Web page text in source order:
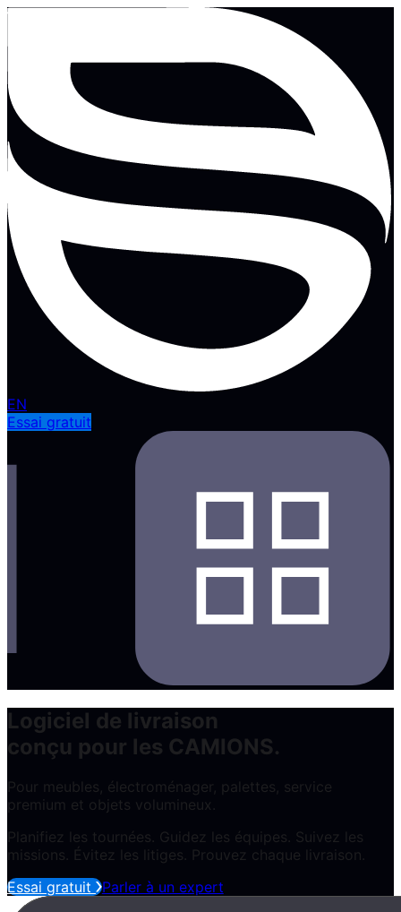
EN
Essai gratuit
Logiciel de livraison
conçu pour les CAMIONS.
Pour meubles, électroménager, palettes, service
premium et objets volumineux.
Planifiez les tournées. Guidez les équipes. Suivez les
missions. Évitez les litiges. Prouvez chaque livraison.
Essai gratuit
Parler à un expert